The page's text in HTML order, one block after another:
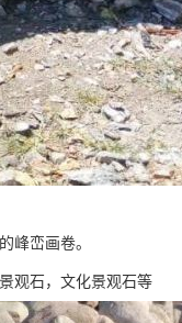
峰峦画卷。
观石，文化景观石等